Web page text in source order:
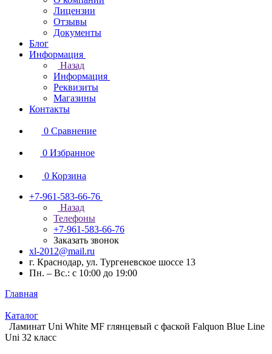
Лицензии
Отзывы
Документы
Блог
Информация
Назад
Информация
Реквизиты
Магазины
Контакты
0 Сравнение
0 Избранное
0 Корзина
+7-961-583-66-76
Назад
Телефоны
+7-961-583-66-76
Заказать звонок
xl-2012@mail.ru
г. Краснодар, ул. Тургеневское шоссе 13
Пн. – Вс.: с 10:00 до 19:00
Главная
Каталог
Ламинат Uni White MF глянцевый с фаской Falquon Blue Line
Uni 32 класс